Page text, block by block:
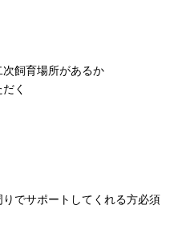
次飼育場所があるか
く
でサポートしてくれる方必須